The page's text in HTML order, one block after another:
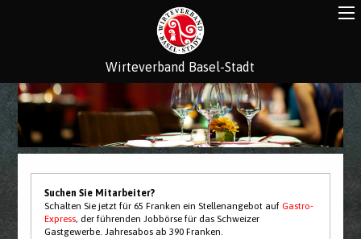
Wirteverband Basel-Stadt
Suchen Sie Mitarbeiter?
Schalten Sie jetzt für 65 Franken ein Stellenangebot aufGastro-
Express, der führenden Jobbörse für das Schweizer
Gastgewerbe. Jahresabos ab 390 Franken.